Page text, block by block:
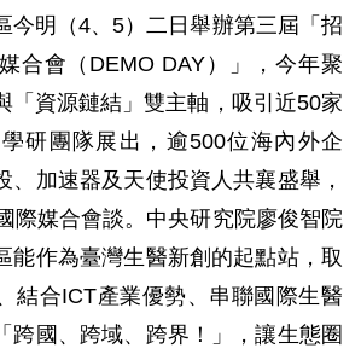
今明（4、5）二日舉辦第三屆「招
合會（DEMO DAY）」，今年聚
「資源鏈結」雙主軸，吸引近50家
研團隊展出，逾500位海內外企
、加速器及天使投資人共襄盛舉，
際媒合會談。中央研究院廖俊智院
能作為臺灣生醫新創的起點站，取
結合ICT產業優勢、串聯國際生醫
跨國、跨域、跨界！」，讓生態圈